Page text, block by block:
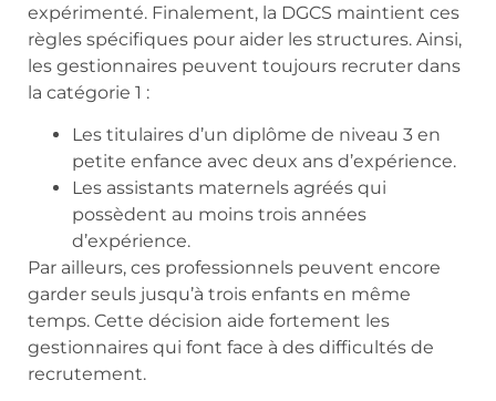
expérimenté. Finalement, la DGCS maintient ces
règles spécifiques pour aider les structures. Ainsi,
les gestionnaires peuvent toujours recruter dans
la catégorie 1 :
Les titulaires d’un diplôme de niveau 3 en
petite enfance avec deux ans d’expérience.
Les assistants maternels agréés qui
possèdent au moins trois années
d’expérience.
Par ailleurs, ces professionnels peuvent encore
garder seuls jusqu’à trois enfants en même
temps. Cette décision aide fortement les
gestionnaires qui font face à des difficultés de
recrutement.